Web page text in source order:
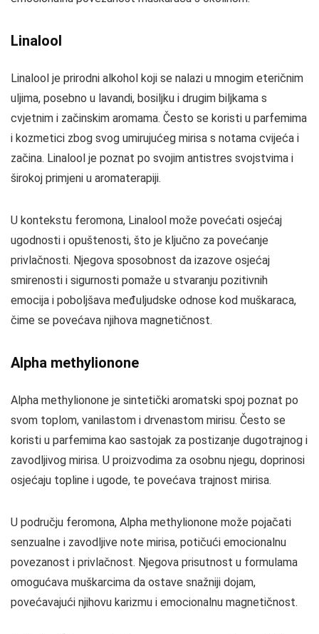
Linalool
Linalool je prirodni alkohol koji se nalazi u mnogim eteričnim
uljima, posebno u lavandi, bosiljku i drugim biljkama s
cvjetnim i začinskim aromama. Često se koristi u parfemima
i kozmetici zbog svog umirujućeg mirisa s notama cvijeća i
začina. Linalool je poznat po svojim antistres svojstvima i
širokoj primjeni u aromaterapiji.
U kontekstu feromona, Linalool može povećati osjećaj
ugodnosti i opuštenosti, što je ključno za povećanje
privlačnosti. Njegova sposobnost da izazove osjećaj
smirenosti i sigurnosti pomaže u stvaranju pozitivnih
emocija i poboljšava međuljudske odnose kod muškaraca,
čime se povećava njihova magnetičnost.
Alpha methylionone
Alpha methylionone je sintetički aromatski spoj poznat po
svom toplom, vanilastom i drvenastom mirisu. Često se
koristi u parfemima kao sastojak za postizanje dugotrajnog i
zavodljivog mirisa. U proizvodima za osobnu njegu, doprinosi
osjećaju topline i ugode, te povećava trajnost mirisa.
U području feromona, Alpha methylionone može pojačati
senzualne i zavodljive note mirisa, potičući emocionalnu
povezanost i privlačnost. Njegova prisutnost u formulama
omogućava muškarcima da ostave snažniji dojam,
povećavajući njihovu karizmu i emocionalnu magnetičnost.